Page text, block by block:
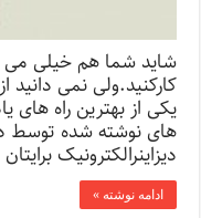
کارکنید.ولی نمی
یکی از بهترین راه های
های نوشته شده توسط
دیزاینرالکترونیک برایتان مجموعه
ادامه نوشته »